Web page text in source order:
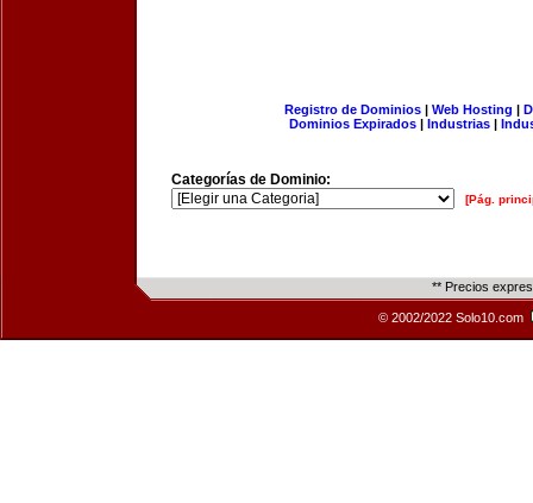
Registro de Dominios| Web Hosting |
Dominios Expirados | Industrias |
Categorías de Dominio:
[Pág.
** Precios
© 2002/2022 Solo10.com